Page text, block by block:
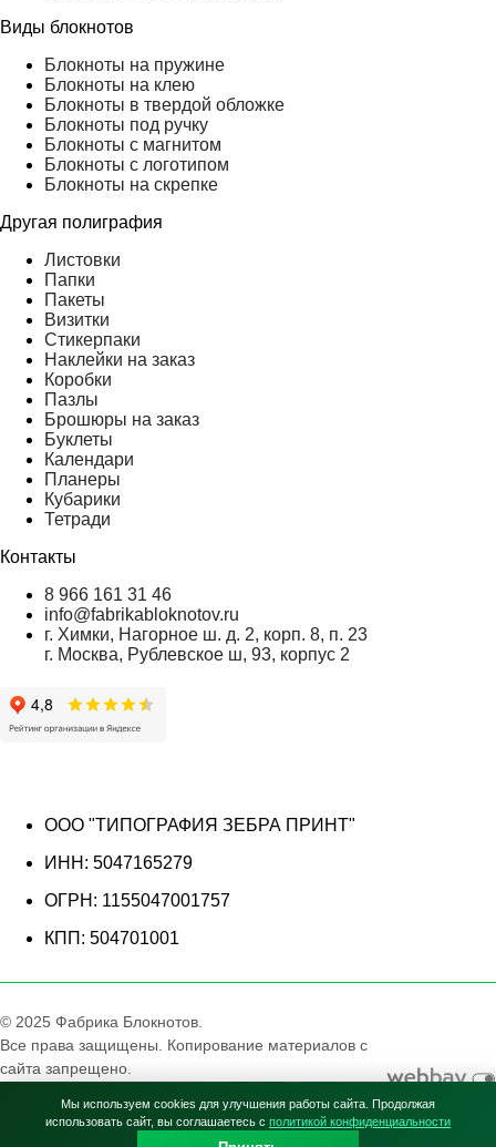
Виды блокнотов
Блокноты на пружине
Блокноты на клею
Блокноты в твердой обложке
Блокноты под ручку
Блокноты с магнитом
Блокноты с логотипом
Блокноты на скрепке
Другая полиграфия
Листовки
Папки
Пакеты
Визитки
Стикерпаки
Наклейки на заказ
Коробки
Пазлы
Брошюры на заказ
Буклеты
Календари
Планеры
Кубарики
Тетради
Контакты
8 966 161 31 46
info@fabrikabloknotov.ru
г. Химки, Нагорное ш. д. 2, корп. 8, п. 23
г. Москва, Рублевское ш, 93, корпус 2
ООО "ТИПОГРАФИЯ ЗЕБРА ПРИНТ"
ИНН: 5047165279
ОГРН: 1155047001757
КПП: 504701001
© 2025 Фабрика Блокнотов.
Все права защищены. Копирование материалов с
сайта запрещено.
характер и не является публичной офертой (п.2
Мы используем cookies для улучшения работы сайта. Продолжая
использовать сайт, вы соглашаетесь с политикой конфиденциальности